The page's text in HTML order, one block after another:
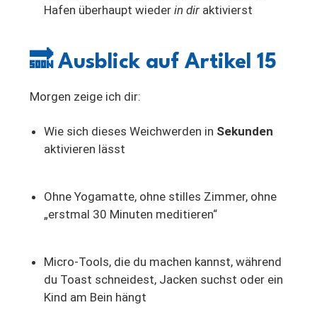
Hafen überhaupt wieder in dir aktivierst
🔜 Ausblick auf Artikel 15
Morgen zeige ich dir:
Wie sich dieses Weichwerden in Sekunden
aktivieren lässt
Ohne Yogamatte, ohne stilles Zimmer, ohne
„erstmal 30 Minuten meditieren“
Micro-Tools, die du machen kannst, während
du Toast schneidest, Jacken suchst oder ein
Kind am Bein hängt